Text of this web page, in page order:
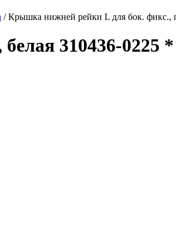
/ Крышка нижней рейки L для бок. фикс.,
310436-0225 *